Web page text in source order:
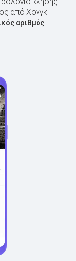
από Χονγκ
αριθμός